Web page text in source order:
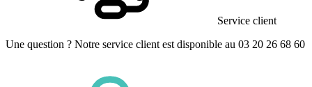
Service client
Une question ? Notre service client est disponible au 03 20 26 68 60